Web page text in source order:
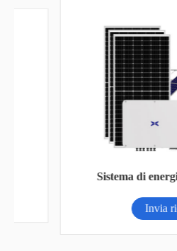
Sistema di energia
Invia